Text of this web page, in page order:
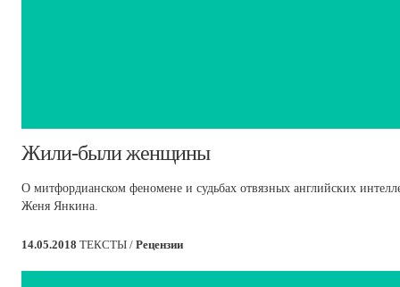
​Жили-были женщины
О митфордианском феномене и судьбах отвязных английских
Женя Янкина.
14.05.2018 ТЕКСТЫ / Рецензии